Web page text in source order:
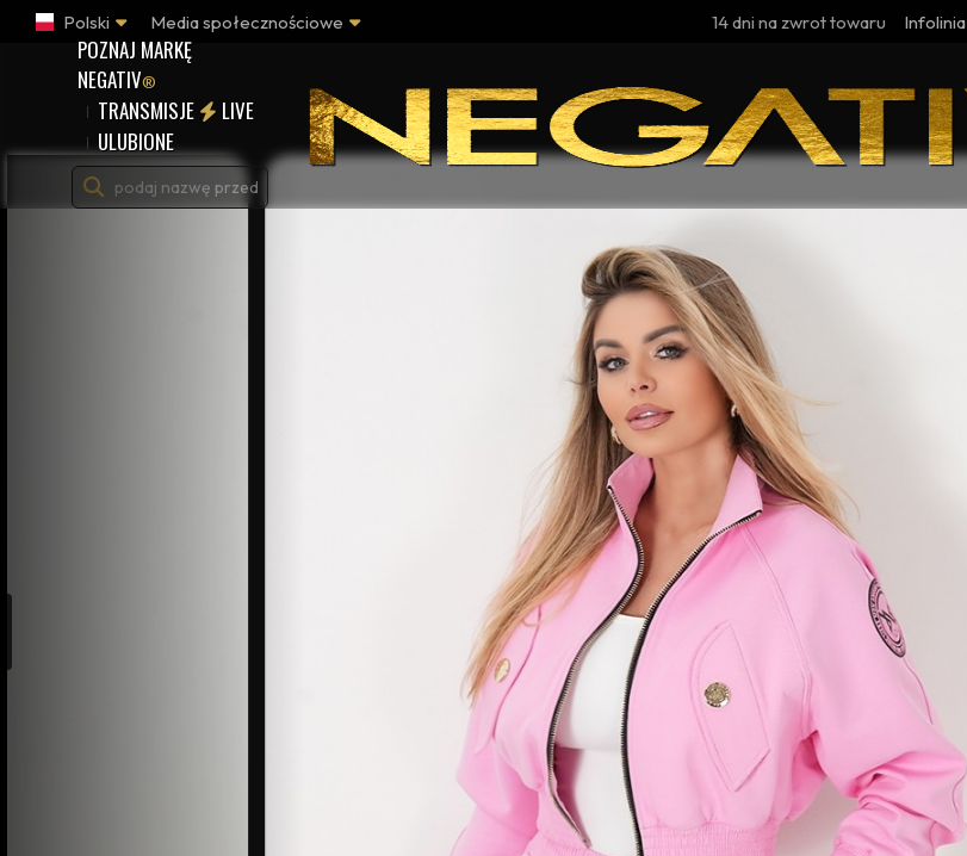
Polski Media społecznościowe 14 dni na zwrot towaru Infolinia
POZNAJ MARKĘ
NEGATIV®
TRANSMISJE
LIVE
ULUBIONE